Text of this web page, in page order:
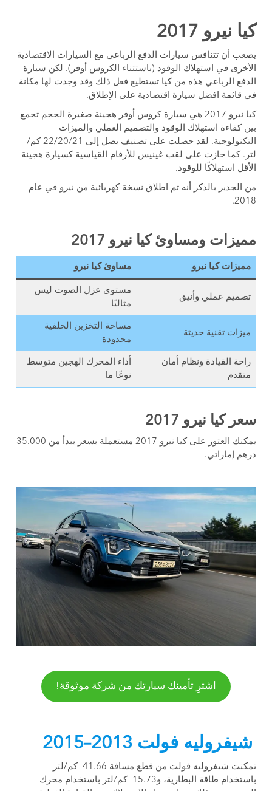
كيا نيرو 2017
يصعب أن تتنافس سيارات الدفع الرباعي مع السيارات الاقتصادية
الأخرى في استهلاك الوقود (باستثناء الكروس أوفر). لكن سيارة
الدفع الرباعي هذه من كيا تستطيع فعل ذلك وقد وجدت لها مكانة
في قائمة افضل سيارة اقتصادية على الإطلاق.
كيا نيرو 2017 هي سيارة كروس أوفر هجينة صغيرة الحجم تجمع
بين كفاءة استهلاك الوقود والتصميم العملي والميزات
التكنولوجية. لقد حصلت على تصنيف يصل إلى 22/20/21 كم/
لتر. كما حازت على لقب غينيس للأرقام القياسية كسيارة هجينة
الأقل استهلاكًا للوقود.
من الجدير بالذكر أنه تم اطلاق نسخة كهربائية من نيرو في عام
2018.
مميزات ومساوئ كيا نيرو 2017
مميزات كيا نيرو مساوئ كيا نيرو
تصميم عملي وأنيق
مستوى عزل الصوت ليس
مثاليًا
ميزات تقنية حديثة
مساحة التخزين الخلفية
محدودة
راحة القيادة ونظام أمان
متقدم
أداء المحرك الهجين متوسط
نوعًا ما
سعر كيا نيرو 2017
يمكنك العثور على كيا نيرو 2017 مستعملة بسعر يبدأ من 35.000
درهم إماراتي.
اشترِ تأمينك سيارتك من شركة موثوقة!
شيفروليه فولت 2013–2015
تمكنت شيفروليه فولت من قطع مسافة 41.66 كم/لتر
باستخدام طاقة البطارية، و15.73 كم/لتر باستخدام محرك